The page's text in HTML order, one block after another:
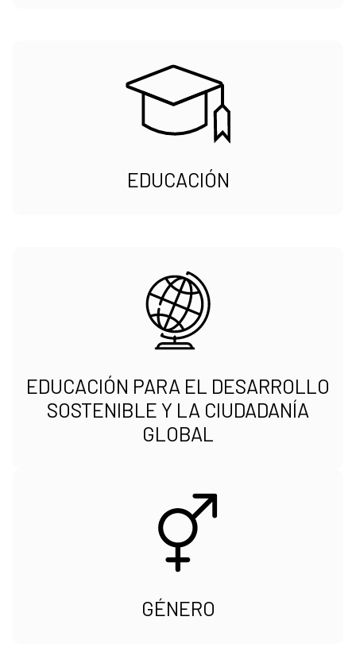
EDUCACIÓN
EDUCACIÓN PARA EL DESARROLLO
SOSTENIBLE Y LA CIUDADANÍA
GLOBAL
GÉNERO